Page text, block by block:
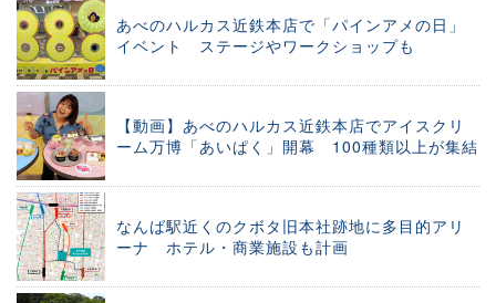
あべのハルカス近鉄本店で「パインアメの日」
イベント ステージやワークショップも
【動画】あべのハルカス近鉄本店でアイスクリ
ーム万博「あいぱく」開幕 100種類以上が集結
なんば駅近くのクボタ旧本社跡地に多目的アリ
ーナ ホテル・商業施設も計画